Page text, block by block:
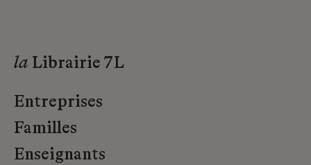
la Librairie 7L
Entreprises
Familles
Enseignants